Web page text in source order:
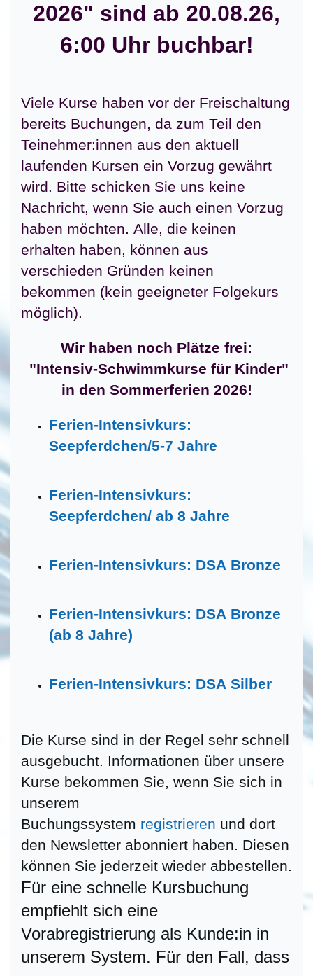
2026" sind ab 20.08.26,
6:00 Uhr buchbar!
Viele Kurse haben vor der Freischaltung
bereits Buchungen, da zum Teil den
Teinehmer:innen aus den aktuell
laufenden Kursen ein Vorzug gewährt
wird. Bitte schicken Sie uns keine
Nachricht, wenn Sie auch einen Vorzug
haben möchten. Alle, die keinen
erhalten haben, können aus
verschieden Gründen keinen
bekommen (kein geeigneter Folgekurs
möglich).
Wir haben noch Plätze frei:
"Intensiv-Schwimmkurse für Kinder"
in den Sommerferien 2026!
Ferien-Intensivkurs:
Seepferdchen/5-7 Jahre
Ferien-Intensivkurs:
Seepferdchen/ ab 8 Jahre
Ferien-Intensivkurs: DSA Bronze
Ferien-Intensivkurs: DSA Bronze
(ab 8 Jahre)
Ferien-Intensivkurs: DSA Silber
Die Kurse sind in der Regel sehr schnell
ausgebucht. Informationen über unsere
Kurse bekommen Sie, wenn Sie sich in
unserem
Buchungssystem registrieren und dort
den Newsletter abonniert haben. Diesen
können Sie jederzeit wieder abbestellen.
Für eine schnelle Kursbuchung
empfiehlt sich eine
Vorabregistrierung als Kunde:in in
unserem System. Für den Fall, dass